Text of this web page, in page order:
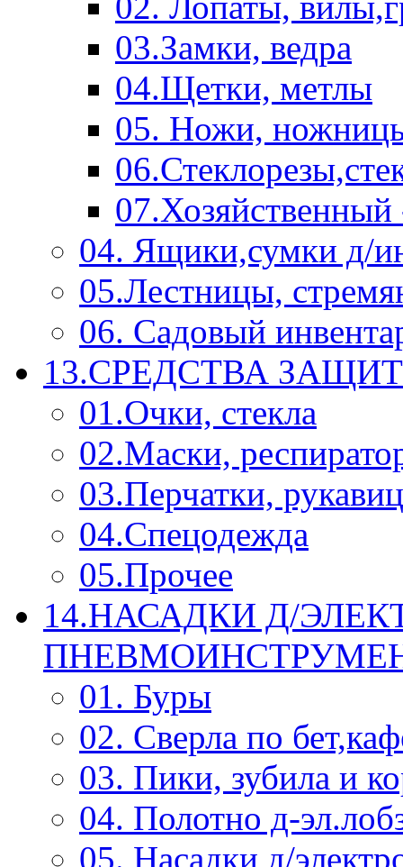
03.Замки, ведра
04.Щетки, метлы
05. Ножи,
07.Хозяйственный
04. Ящики,сумки д/
05.Лестницы,
06. Садовый
13.СРЕДСТВА
01.Очки, стекла
02.Маски,
03.Перчатки,
04.Спецодежда
05.Прочее
14.НАСАДКИ Д/
01. Буры
02. Сверла по
03. Пики, зубила и
04. Полотно д-
05. Насадки д/